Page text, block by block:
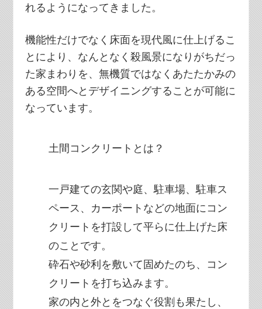
れるようになってきました。
機能性だけでなく床面を現代風に仕上げるこ
とにより、なんとなく殺風景になりがちだっ
た家まわりを、無機質ではなくあたたかみの
ある空間へとデザイニングすることが可能に
なっています。
土間コンクリートとは？
一戸建ての玄関や庭、駐車場、駐車ス
ペース、カーポートなどの地面にコン
クリートを打設して平らに仕上げた床
のことです。
砕石や砂利を敷いて固めたのち、コン
クリートを打ち込みます。
家の内と外とをつなぐ役割も果たし、